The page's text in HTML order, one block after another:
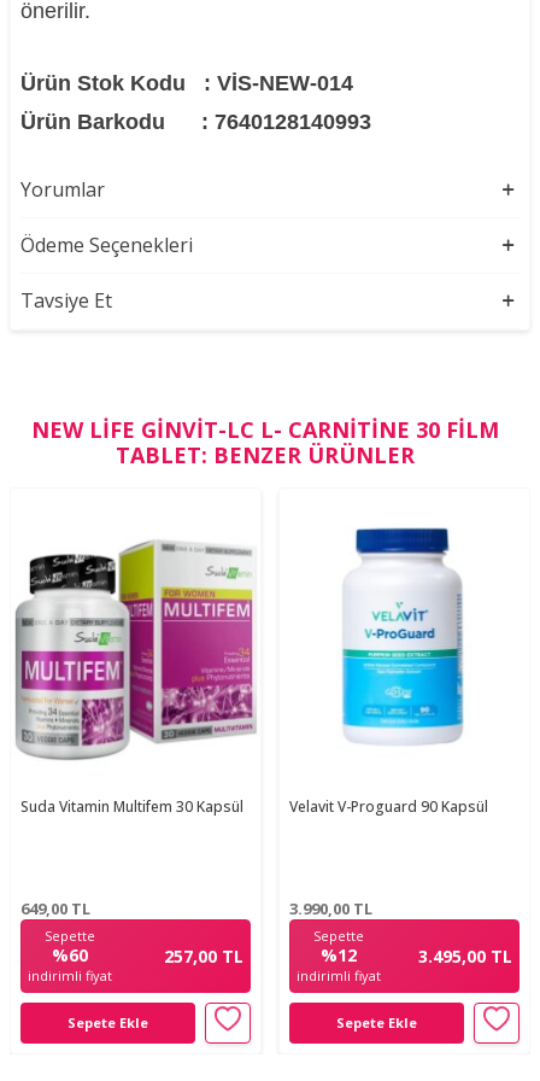
önerilir.
Ürün Stok Kodu
: VİS-NEW-014
Ürün Barkodu
: 7640128140993
Yorumlar
Ödeme Seçenekleri
Tavsiye Et
NEW LIFE GINVIT-LC L- CARNITINE 30 FILM
TABLET: BENZER ÜRÜNLER
Suda Vitamin Multifem 30 Kapsül
649,00 TL
Sepette
%60
indirimli fiyat
257,00 TL
Sepete Ekle
Velavit V-Proguard 90 Kapsül
3.990,00 TL
Sepette
%12
indirimli fiyat
3.495,00 TL
Sepete Ekle